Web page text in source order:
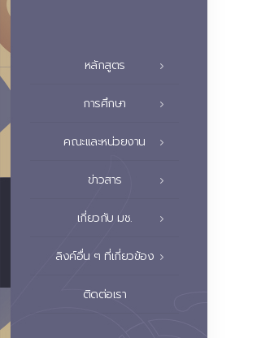
หลักสูตร
การศึกษา
คณะและหน่วยงาน
ข่าวสาร
เกี่ยวกับ มช.
ลิงค์อื่น ๆ ที่เกี่ยวข้อง
ติดต่อเรา